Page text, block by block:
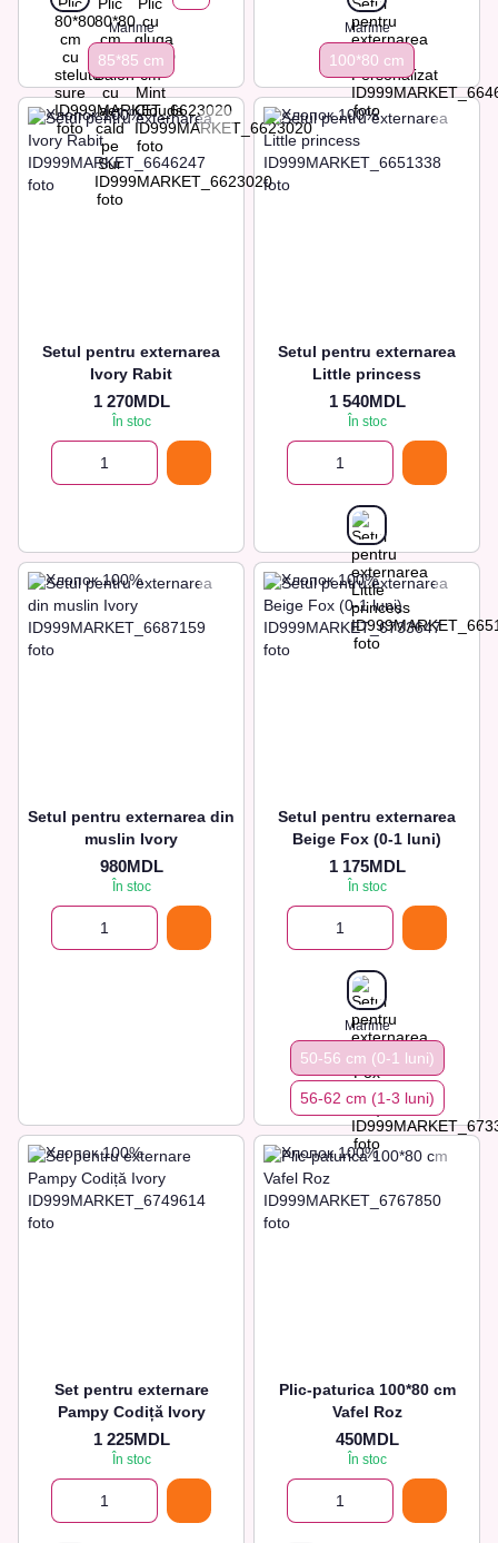
Marime
85*85 cm
Marime
100*80 сm
Setul pentru externarea
Ivory Rabit
1 270MDL
În stoc
Setul pentru externarea
Little princess
1 540MDL
În stoc
Setul pentru externarea din
muslin Ivory
980MDL
În stoc
Setul pentru externarea
Beige Fox (0-1 luni)
1 175MDL
În stoc
Marime
50-56 cm (0-1 luni)
56-62 сm (1-3 luni)
Set pentru externare
Pampy Codiță Ivory
1 225MDL
În stoc
Plic-paturica 100*80 cm
Vafel Roz
450MDL
În stoc